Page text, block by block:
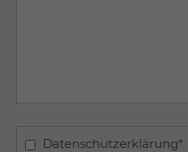
Datenschutzerklärung*